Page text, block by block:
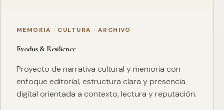
MEMORIA · CULTURA · ARCHIVO
Exodus & Resilience
Proyecto de narrativa cultural y memoria con
enfoque editorial, estructura clara y presencia
digital orientada a contexto, lectura y reputación.